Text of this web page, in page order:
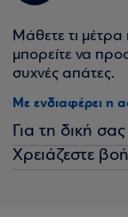
Μάθετε τι
μπορείτε να
συχνές απάτες.
Με ενδιαφέρει η
Για τη δική
Χρειάζεστε